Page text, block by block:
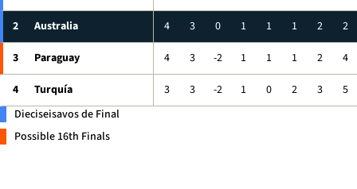
2
Australia 4 3 0 1 1 1 2
2
3
Paraguay 4 3 -2 1 1 1 2
4
4
Turquía 3 3 -2 1 0 2 3
5
Dieciseisavos de Final
Possible 16th Finals